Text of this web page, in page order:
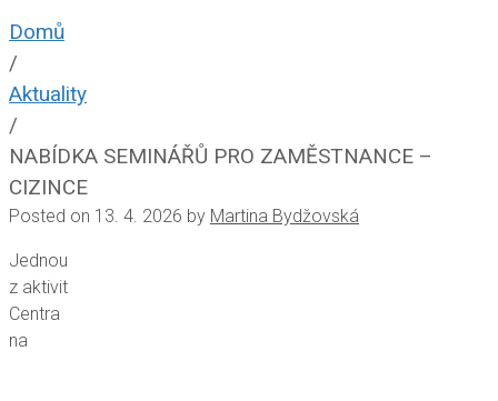
Domů
/
Aktuality
/
NABÍDKA SEMINÁŘŮ PRO ZAMĚSTNANCE –
CIZINCE
Posted on 13. 4. 2026 by Martina Bydžovská
Jednou
z aktivit
Centra
na